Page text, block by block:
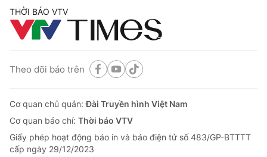
Phim VTV
Hậu trường
Giải sao mai
Giải trí
Điện ảnh
Âm nhạc
Du lịch
Làm đẹp
Chất lượng cuộc sống
Tuyển sinh
Học trực tuyến
Công nghệ
Hitech Công nghệ tương lai
THỜI BÁO VTV
Theo dõi báo trên
Cơ quan chủ quản:Đài Truyền hình Việt Nam
Cơ quan báo chí: Thời báo VTV
Giấy phép hoạt động báo in và báo điện tử số 483/GP-BTTTT
cấp ngày 29/12/2023